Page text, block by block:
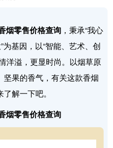
烟零售价格查询 ，秉承“我心
为基因，以“智能、艺术、创
洋溢，更显时尚。以烟草原
果的香气，有关这款香烟
解一下吧。
烟零售价格查询